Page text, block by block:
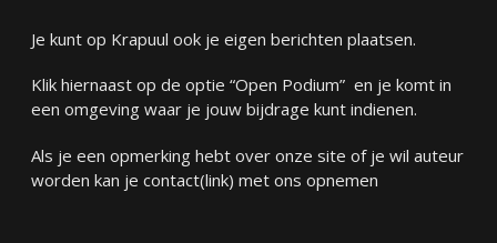
Je kunt op Krapuul ook je eigen berichten plaatsen.
Klik hiernaast op de optie “Open Podium” en je komt in
een omgeving waar je jouw bijdrage kunt indienen.
Als je een opmerking hebt over onze site of je wil auteur
worden kan je contact(link) met ons opnemen